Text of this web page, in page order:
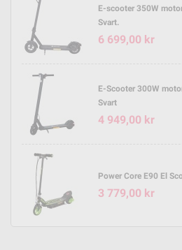
E-scooter 350W
Svart.
6 699,00 kr
E-Scooter 300W
Svart
4 949,00 kr
Power Core E90 El
3 779,00 kr